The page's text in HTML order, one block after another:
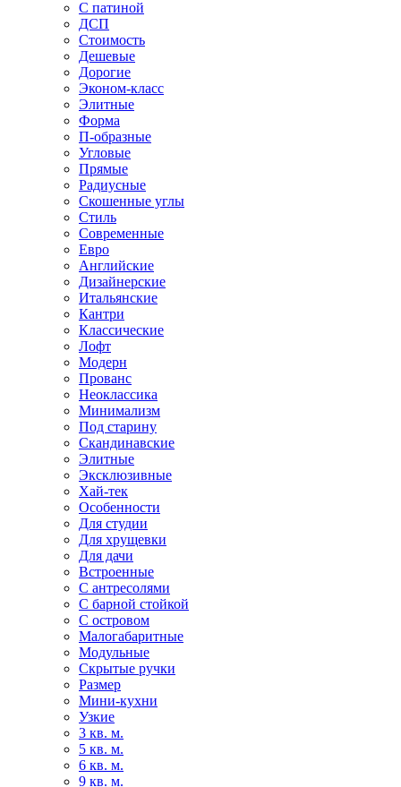
С патиной
ДСП
Стоимость
Дешевые
Дорогие
Эконом-класс
Элитные
Форма
П-образные
Угловые
Прямые
Радиусные
Скошенные углы
Стиль
Современные
Евро
Английские
Дизайнерские
Итальянские
Кантри
Классические
Лофт
Модерн
Прованс
Неоклассика
Минимализм
Под старину
Скандинавские
Элитные
Эксклюзивные
Хай-тек
Особенности
Для студии
Для хрущевки
Для дачи
Встроенные
С антресолями
С барной стойкой
С островом
Малогабаритные
Модульные
Скрытые ручки
Размер
Мини-кухни
Узкие
3 кв. м.
5 кв. м.
6 кв. м.
9 кв. м.